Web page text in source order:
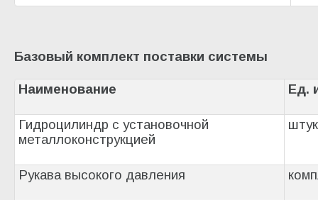
Базовый комплект поставки системы
Наименование Ед.
Гидроцилиндр с установочной
металлоконструкцией
штук
Рукава высокого давления